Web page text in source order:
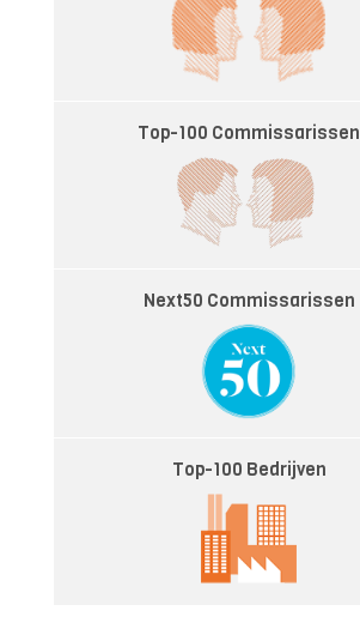
Top-100 Commissarissen
Next50 Commissarissen
Top-100 Bedrijven